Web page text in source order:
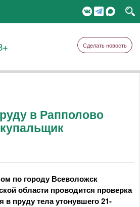
Сделать новость
в Рапполово
по городу Всеволожск
области проводится проверка
в пруду тела утонувшего 21-